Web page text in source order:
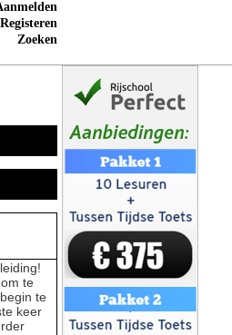
Registeren
Zoeken
te
te
keer